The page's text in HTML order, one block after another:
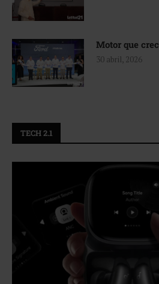
Motor que
30 abril, 2026
TECH 2.1